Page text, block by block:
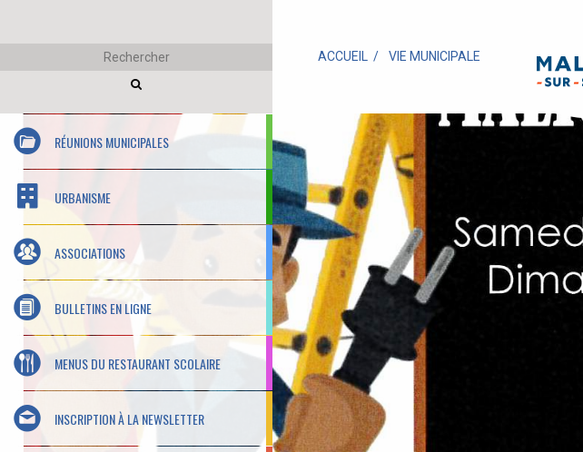
ACCUEIL VIE MUNICIPALE
RÉUNIONS MUNICIPALES
URBANISME
ASSOCIATIONS
BULLETINS EN LIGNE
MENUS DU RESTAURANT SCOLAIRE
INSCRIPTION À LA NEWSLETTER